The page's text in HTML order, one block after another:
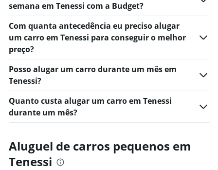
semana em Tenessi com a Budget?
Com quanta antecedência eu preciso alugar
um carro em Tenessi para conseguir o melhor
preço?
Posso alugar um carro durante um mês em
Tenessi?
Quanto custa alugar um carro em Tenessi
durante um mês?
Aluguel de carros pequenos em
Tenessi